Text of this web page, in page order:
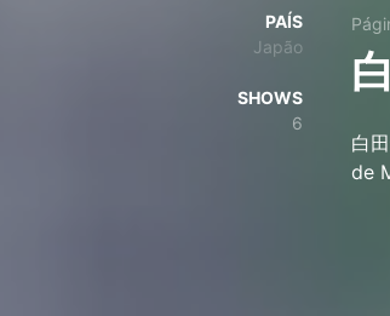
PAÍS
Japão
SHOWS
6
白
de